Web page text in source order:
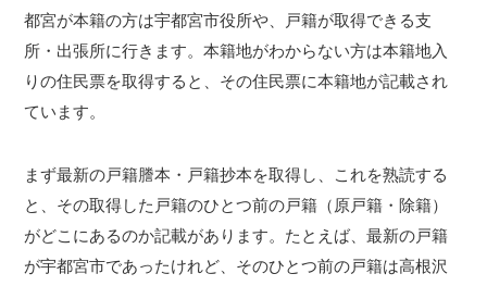
都宮が本籍の方は宇都宮市役所や、戸籍が取得できる支
所・出張所に行きます。本籍地がわからない方は本籍地入
りの住民票を取得すると、その住民票に本籍地が記載され
ています。
まず最新の戸籍謄本・戸籍抄本を取得し、これを熟読する
と、その取得した戸籍のひとつ前の戸籍（原戸籍・除籍）
がどこにあるのか記載があります。たとえば、最新の戸籍
が宇都宮市であったけれど、そのひとつ前の戸籍は高根沢